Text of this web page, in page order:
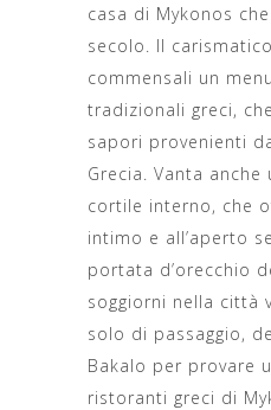
casa di Mykonos
secolo. Il
commensali un
tradizionali greci,
sapori provenienti
Grecia. Vanta anche
cortile interno, che
intimo e all’aperto
portata d’orecchio
soggiorni nella città
solo di passaggio,
Bakalo per provare
ristoranti greci di